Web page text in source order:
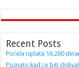
Recent Posts
Počela isplata 16.200
Poznato kad će biti